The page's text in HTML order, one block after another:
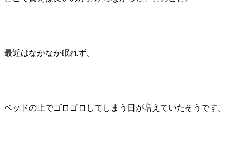
最近はなかなか眠れず、
ベッドの上でゴロゴロしてしまう日が増えていたそうです。